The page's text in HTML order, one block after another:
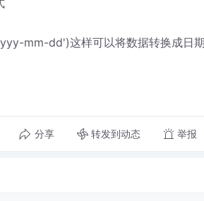
mm-dd')这样可以将数据转换成日
分享 转发到动态 举报